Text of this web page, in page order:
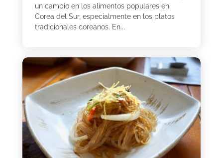
un cambio en los alimentos populares en
Corea del Sur, especialmente en los platos
tradicionales coreanos. En...